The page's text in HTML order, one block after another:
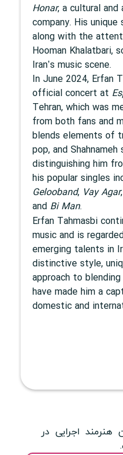
Honar, a cultural
company. His
along with the
Hooman Khalatbari,
Iran’s music scene.
In June 2024, Erfan
official concert at
Tehran, which was
from both fans and
blends elements of
pop, and
distinguishing him
his popular singles
Gelooband, Vay Agar,
and Bi Man.
Erfan Tahmasbi
music and is
emerging talents in
distinctive style,
approach to
have made him a
domestic and
اجرایی در